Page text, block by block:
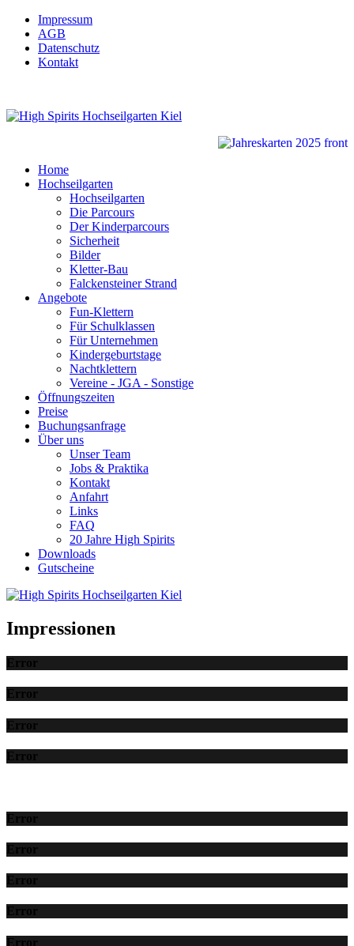
Impressum
AGB
Datenschutz
Kontakt
Home
Hochseilgarten
Hochseilgarten
Die Parcours
Der Kinderparcours
Sicherheit
Bilder
Kletter-Bau
Falckensteiner Strand
Angebote
Fun-Klettern
Für Schulklassen
Für Unternehmen
Kindergeburtstage
Nachtklettern
Vereine - JGA - Sonstige
Öffnungszeiten
Preise
Buchungsanfrage
Über uns
Unser Team
Jobs & Praktika
Kontakt
Anfahrt
Links
FAQ
20 Jahre High Spirits
Downloads
Gutscheine
Impressionen
Error
Error
Error
Error
Error
Error
Error
Error
Error